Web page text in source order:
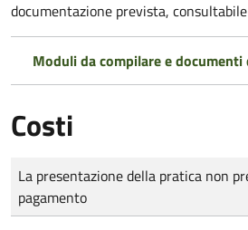
documentazione prevista,
Moduli da compilare e documenti
Costi
Tipo di pagamento
Importo
La presentazione della pratica non
pagamento